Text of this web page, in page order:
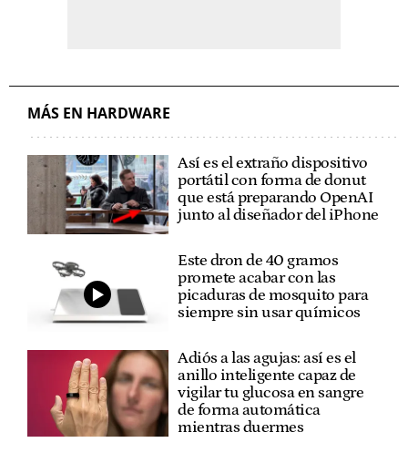
MÁS EN HARDWARE
Así es el extraño dispositivo
portátil con forma de donut
que está preparando OpenAI
junto al diseñador del iPhone
Este dron de 40 gramos
promete acabar con las
picaduras de mosquito para
siempre sin usar químicos
Adiós a las agujas: así es el
anillo inteligente capaz de
vigilar tu glucosa en sangre
de forma automática
mientras duermes